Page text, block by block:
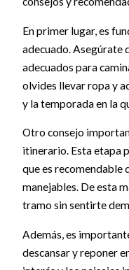
En primer lugar, es
adecuado. Asegúrate
adecuados para
olvides llevar ropa y
y la temporada en la
Otro consejo
itinerario. Esta etapa
que es recomendable
manejables. De esta
tramo sin sentirte
Además, es
descansar y reponer